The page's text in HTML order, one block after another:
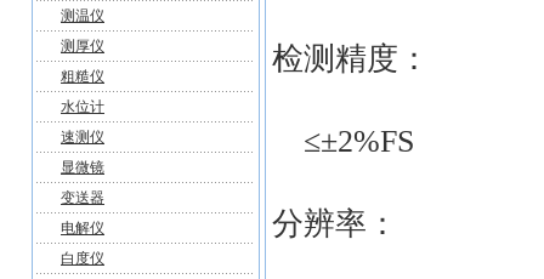
测温仪
测厚仪
粗糙仪
水位计
速测仪
显微镜
变送器
电解仪
白度仪
检测精度：
≤±2%FS
分辨率：